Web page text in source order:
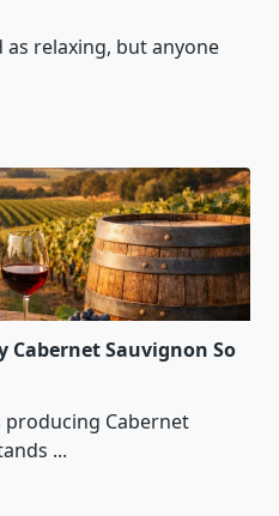
relaxing, but anyone
Cabernet Sauvignon So
Cabernet
...